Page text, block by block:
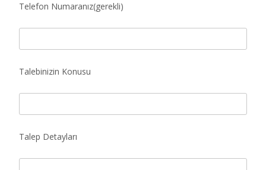
Telefon Numaranız(gerekli)
Talebinizin Konusu
Talep Detayları